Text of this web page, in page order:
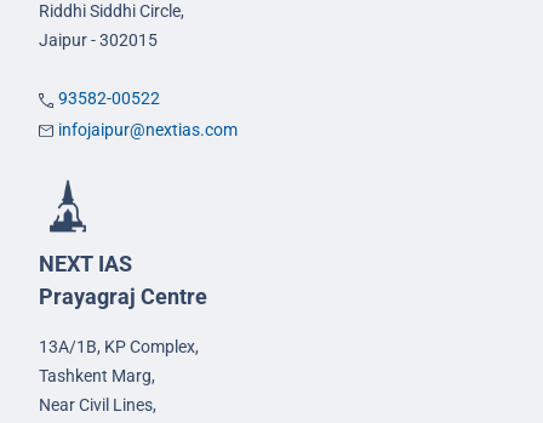
Riddhi Siddhi Circle,
Jaipur - 302015
93582-00522
infojaipur@nextias.com
NEXT IAS
Prayagraj Centre
13A/1B, KP Complex,
Tashkent Marg,
Near Civil Lines,